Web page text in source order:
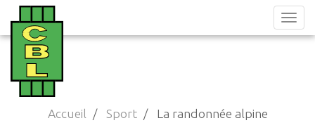
Aller
au
contenu
principal
Accueil Sport La randonnée alpine